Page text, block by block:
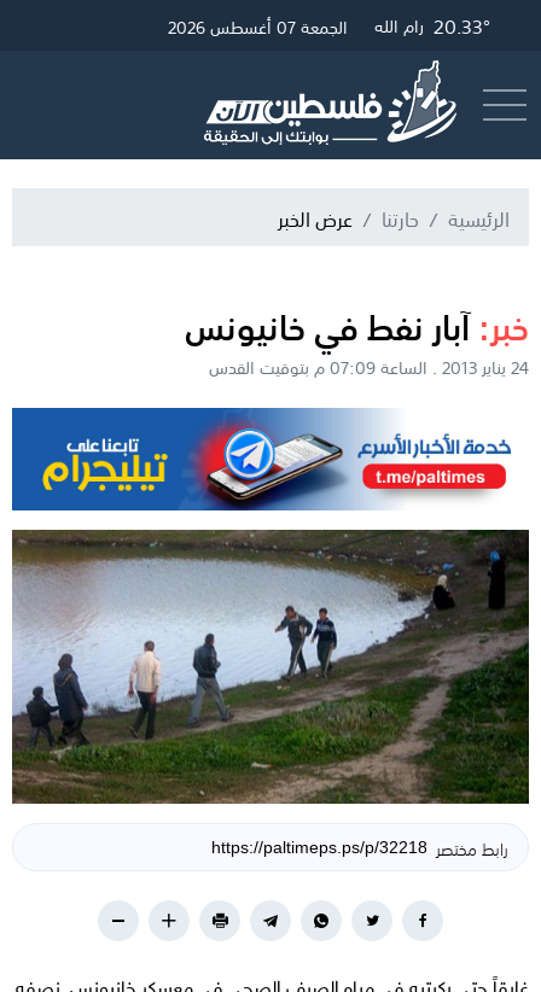
25.42° غزة 20.57° القدس 20.33° رام الله الجمعة 07 أغسطس 2026
الرئيسية حارتنا عرض الخبر
خبر:آبار نفط في خانيونس
24 يناير 2013 . الساعة 07:09 م بتوقيت القدس
رابط مختصر
غارقاً حتى ركبتيه في مياه الصرف الصحي في معسكر خانيونس, نصفه